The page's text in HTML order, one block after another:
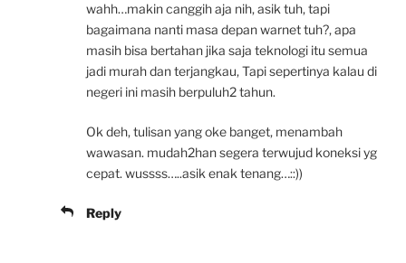
wahh…makin canggih aja nih, asik tuh, tapi
bagaimana nanti masa depan warnet tuh?, apa
masih bisa bertahan jika saja teknologi itu semua
jadi murah dan terjangkau, Tapi sepertinya kalau di
negeri ini masih berpuluh2 tahun.
Ok deh, tulisan yang oke banget, menambah
wawasan. mudah2han segera terwujud koneksi yg
cepat. wussss…..asik enak tenang…::))
Reply